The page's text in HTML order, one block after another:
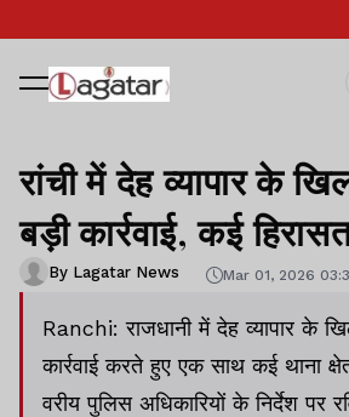
रांची में देह व्यापार के
बड़ी कार्रवाई, कई
By Lagatar News Mar 01, 2026
Ranchi: राजधानी में देह व्यापार के
कार्रवाई करते हुए एक साथ कई थाना
वरीय पुलिस अधिकारियों के निर्देश पर